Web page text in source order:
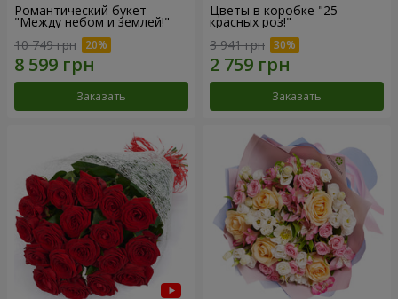
Романтический букет
"Между небом и землей!"
10 749 грн
Заказать
Цветы в коробке "25
красных роз!"
3 941 грн
Заказать